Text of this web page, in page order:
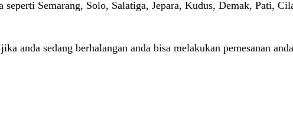
Semarang, Solo, Salatiga, Jepara, Kudus, Demak, Pati,
anda sedang berhalangan anda bisa melakukan pemesanan